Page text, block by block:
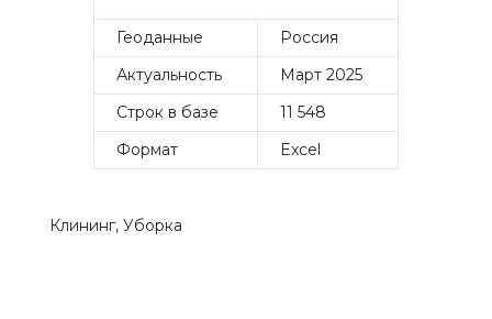
Геоданные
Россия
Актуальность
Март 2025
Строк в базе
11 548
Формат
Excel
Клининг, Уборка